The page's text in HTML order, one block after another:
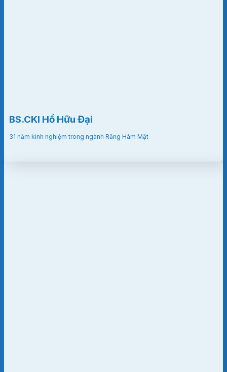
BS.CKI Hồ Hữu Đại
31 năm kinh nghiệm trong ngành Răng Hàm Mặt